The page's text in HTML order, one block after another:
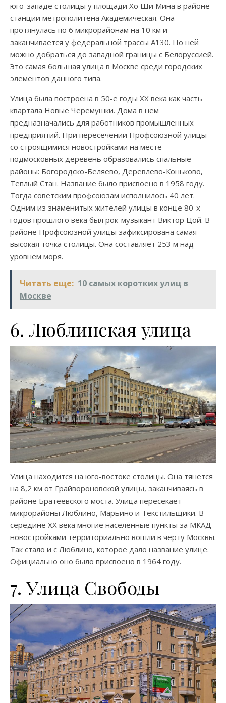
юго-западе столицы у площади Хо Ши Мина в районе
станции метрополитена Академическая. Она
протянулась по 6 микрорайонам на 10 км и
заканчивается у федеральной трассы А130. По ней
можно добраться до западной границы с Белоруссией.
Это самая большая улица в Москве среди городских
элементов данного типа.
Улица была построена в 50-е годы XX века как часть
квартала Новые Черемушки. Дома в нем
предназначались для работников промышленных
предприятий. При пересечении Профсоюзной улицы
со строящимися новостройками на месте
подмосковных деревень образовались спальные
районы: Богородско-Беляево, Деревлево-Коньково,
Теплый Стан. Название было присвоено в 1958 году.
Тогда советским профсоюзам исполнилось 40 лет.
Одним из знаменитых жителей улицы в конце 80-х
годов прошлого века был рок-музыкант Виктор Цой. В
районе Профсоюзной улицы зафиксирована самая
высокая точка столицы. Она составляет 253 м над
уровнем моря.
Читать еще: 10 самых коротких улиц в
Москве
6. Люблинская улица
Улица находится на юго-востоке столицы. Она тянется
на 8,2 км от Грайвороновской улицы, заканчиваясь в
районе Братеевского моста. Улица пересекает
микрорайоны Люблино, Марьино и Текстильщики. В
середине XX века многие населенные пункты за МКАД
новостройками территориально вошли в черту Москвы.
Так стало и с Люблино, которое дало название улице.
Официально оно было присвоено в 1964 году.
7. Улица Свободы